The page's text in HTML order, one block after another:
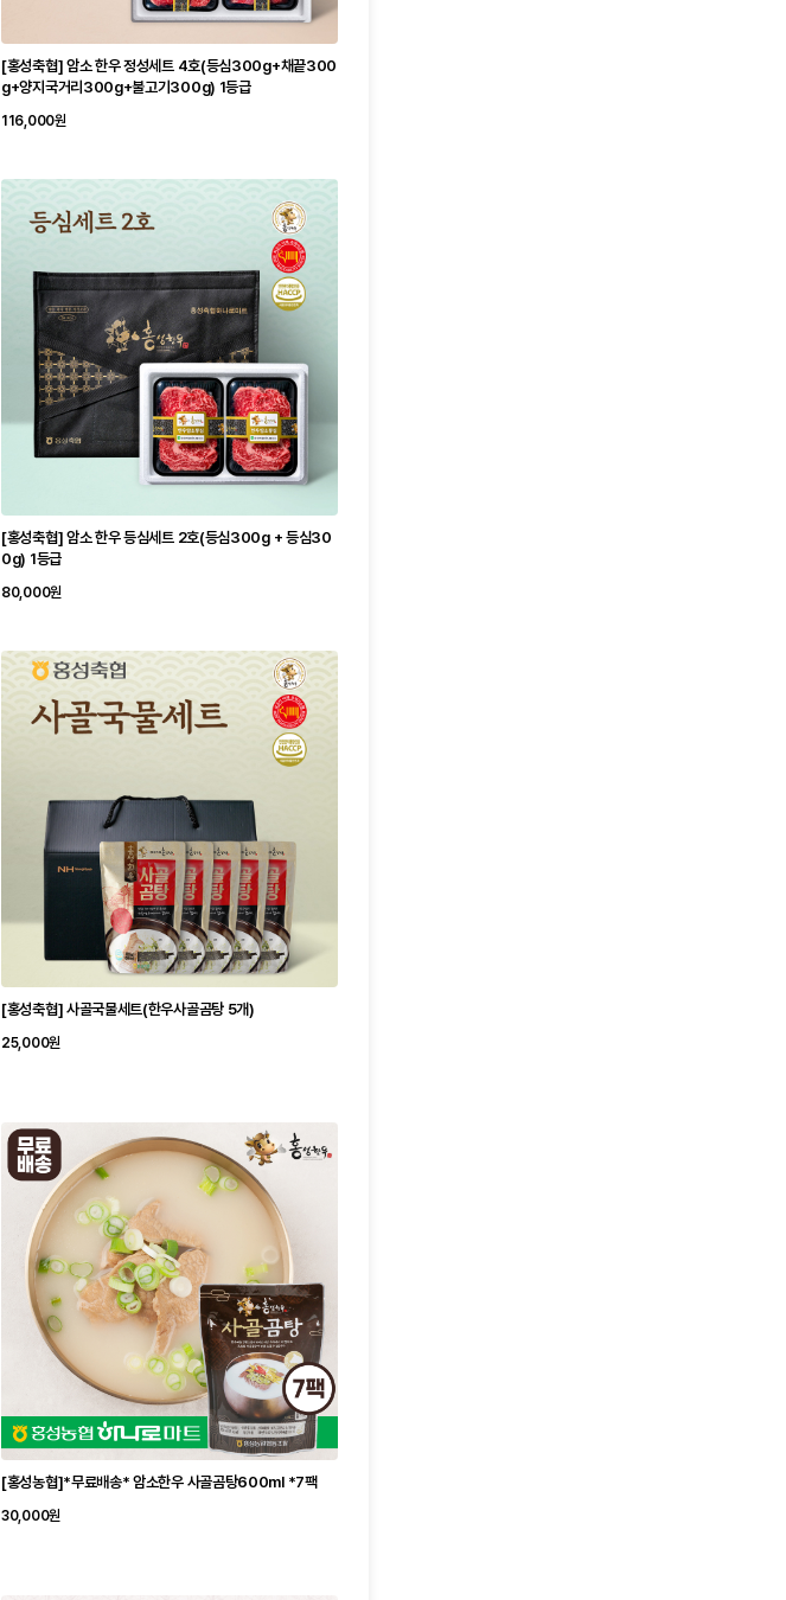
[홍성축협] 암소 한우 정성세트 4호(등심300g+채끝300
g+양지국거리300g+불고기300g) 1등급
116,000원
[홍성축협] 암소 한우 등심세트 2호(등심300g + 등심30
0g) 1등급
80,000원
[홍성축협] 사골국물세트(한우사골곰탕 5개)
25,000원
[홍성농협]*무료배송* 암소한우 사골곰탕600ml *7팩
30,000원